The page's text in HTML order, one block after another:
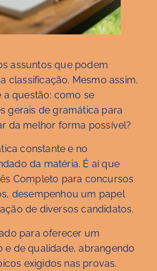
assuntos que podem
classificação. Mesmo assim,
a questão: como se
gerais de gramática para
da melhor forma possível?
constante e no
da matéria. É aí que
Completo para concursos
desempenhou um papel
de diversos candidatos.
para oferecer um
de qualidade, abrangendo
exigidos nas provas.